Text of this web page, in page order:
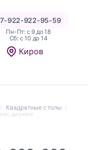
Киров
922-922-95-59
Пн-Пт: с 9 до 18
Cб: с 10 до 14
Квадратные столы
дерево